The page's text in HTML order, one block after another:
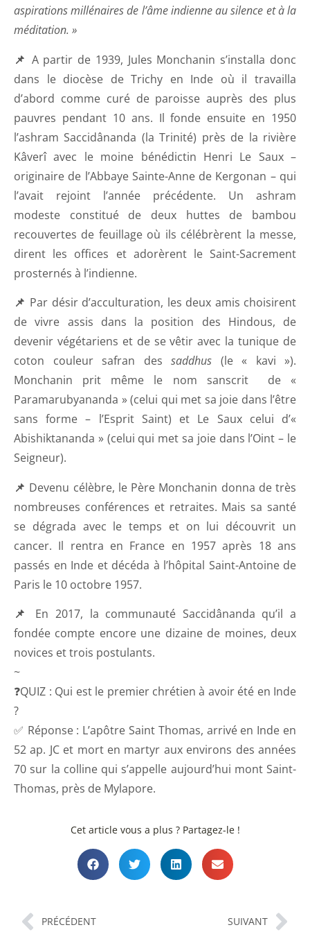
aspirations millénaires de l’âme indienne au silence et à la
méditation. »
📌 A partir de 1939, Jules Monchanin s’installa donc
dans le diocèse de Trichy en Inde où il travailla
d’abord comme curé de paroisse auprès des plus
pauvres pendant 10 ans. Il fonde ensuite en 1950
l’ashram Saccidânanda (la Trinité) près de la rivière
Kâverî avec le moine bénédictin Henri Le Saux –
originaire de l’Abbaye Sainte-Anne de Kergonan – qui
l’avait rejoint l’année précédente. Un ashram
modeste constitué de deux huttes de bambou
recouvertes de feuillage où ils célébrèrent la messe,
dirent les offices et adorèrent le Saint-Sacrement
prosternés à l’indienne.
📌 Par désir d’acculturation, les deux amis choisirent
de vivre assis dans la position des Hindous, de
devenir végétariens et de se vêtir avec la tunique de
coton couleur safran des saddhus (le « kavi »).
Monchanin prit même le nom sanscrit de «
Paramarubyananda » (celui qui met sa joie dans l’être
sans forme – l’Esprit Saint) et Le Saux celui d’«
Abishiktananda » (celui qui met sa joie dans l’Oint – le
Seigneur).
📌 Devenu célèbre, le Père Monchanin donna de très
nombreuses conférences et retraites. Mais sa santé
se dégrada avec le temps et on lui découvrit un
cancer. Il rentra en France en 1957 après 18 ans
passés en Inde et décéda à l’hôpital Saint-Antoine de
Paris le 10 octobre 1957.
📌 En 2017, la communauté Saccidânanda qu’il a
fondée compte encore une dizaine de moines, deux
novices et trois postulants.
~
❓QUIZ : Qui est le premier chrétien à avoir été en Inde
?
✅ Réponse : L’apôtre Saint Thomas, arrivé en Inde en
52 ap. JC et mort en martyr aux environs des années
70 sur la colline qui s’appelle aujourd’hui mont Saint-
Thomas, près de Mylapore.
Cet article vous a plus ? Partagez-le !
PRÉCÉDENT SUIVANT